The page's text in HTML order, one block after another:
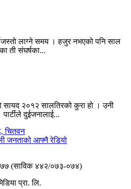
लाग्ने समय । हजुर नभएको पनि साल
ती संघर्षका...
२०१२ सालतिरको कुरा हो । उनी
दुईजनालाई...
(साविक ४४२/०७३-०७४)
प्रा. लि.